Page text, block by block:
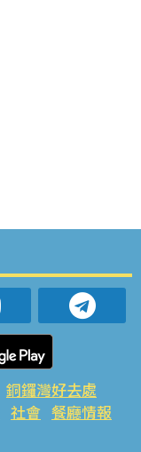
銅鑼灣好去處
社會 餐廳情報